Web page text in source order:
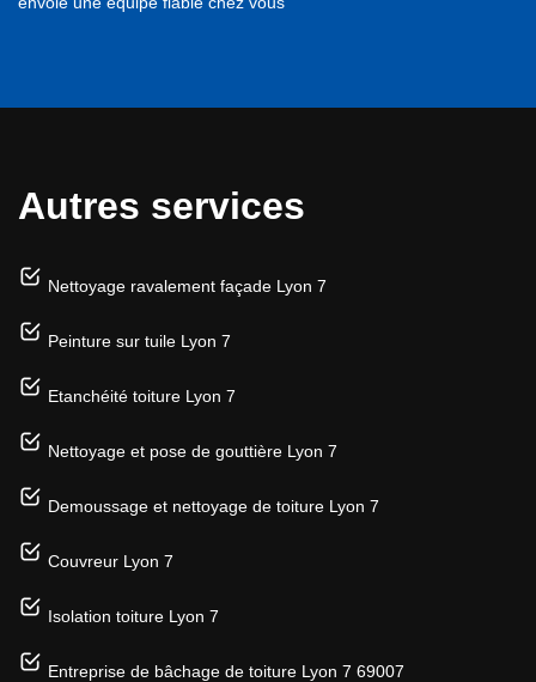
Autres services
Nettoyage ravalement façade Lyon 7
Peinture sur tuile Lyon 7
Etanchéité toiture Lyon 7
Nettoyage et pose de gouttière Lyon 7
Demoussage et nettoyage de toiture Lyon 7
Couvreur Lyon 7
Isolation toiture Lyon 7
Entreprise de bâchage de toiture Lyon 7 69007